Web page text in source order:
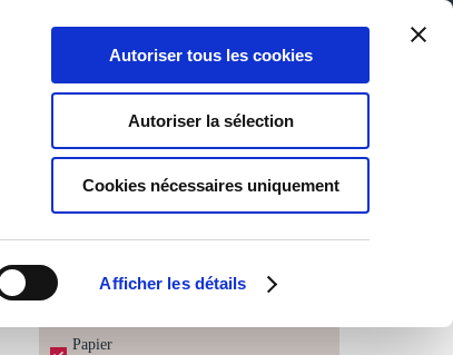
Afficher les détails
Autoriser tous les cookies
Autoriser la sélection
Cookies nécessaires uniquement
0
Panier
0
Ma liste
Connexion
OUVRÉS ⏱️
Papier